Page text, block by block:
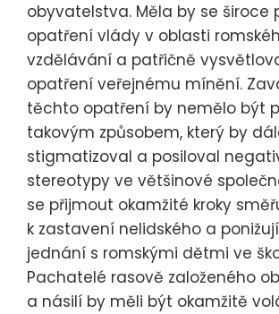
obyvatelstva. Měla by se široce
opatření vlády v oblasti
vzdělávání a patřičně
opatření veřejnému mínění.
těchto opatření by nemělo být
takovým způsobem, který by
stigmatizoval a posiloval
stereotypy ve většinové
se přijmout okamžité kroky
k zastavení nelidského a
jednání s romskými dětmi ve
Pachatelé rasově založeného
a násilí by měli být okamžitě